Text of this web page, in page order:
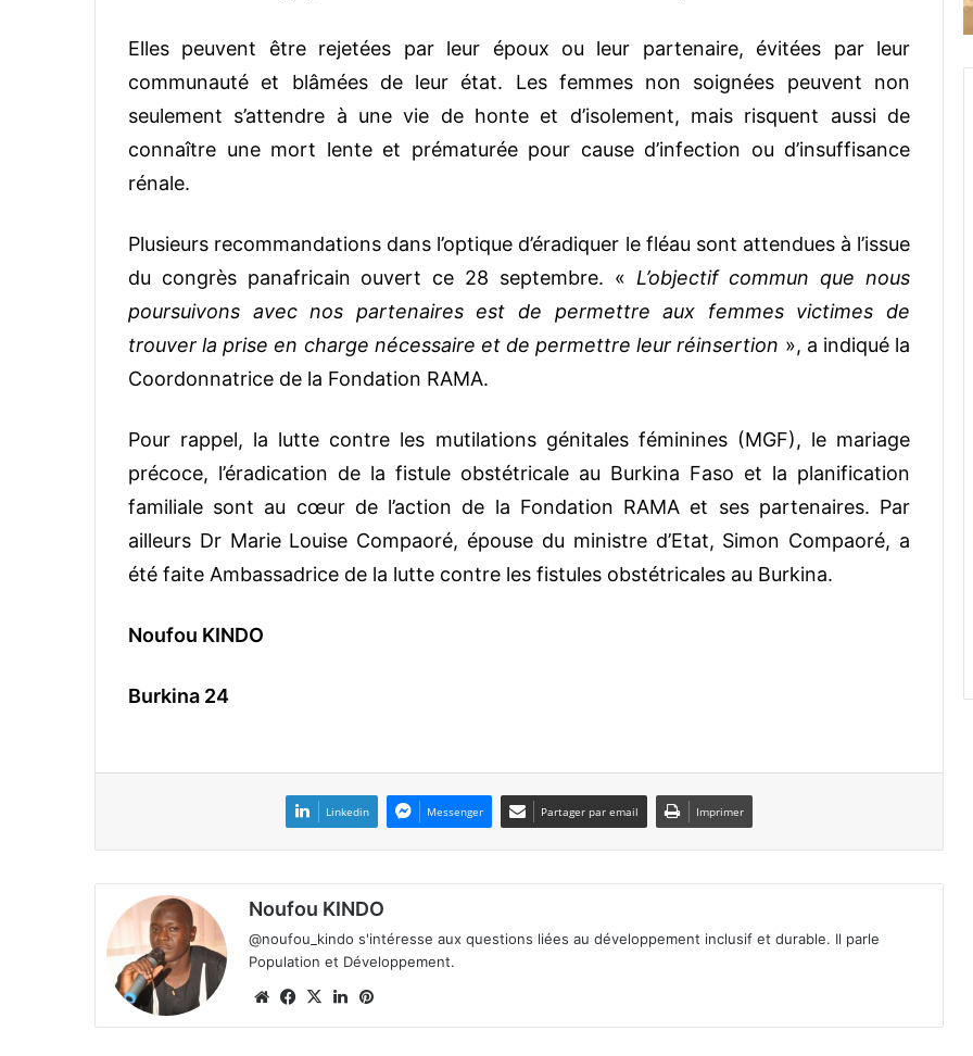
Elles peuvent être rejetées par leur époux ou leur partenaire, évitées par leur
communauté et blâmées de leur état. Les femmes non soignées peuvent non
seulement s’attendre à une vie de honte et d’isolement, mais risquent aussi de
connaître une mort lente et prématurée pour cause d’infection ou d’insuffisance
rénale.
Plusieurs recommandations dans l’optique d’éradiquer le fléau sont attendues à l’issue
du congrès panafricain ouvert ce 28 septembre. « L’objectif commun que nous
poursuivons avec nos partenaires est de permettre aux femmes victimes de
trouver la prise en charge nécessaire et de permettre leur réinsertion », a indiqué la
Coordonnatrice de la Fondation RAMA.
Pour rappel, la lutte contre les mutilations génitales féminines (MGF), le mariage
précoce, l’éradication de la fistule obstétricale au Burkina Faso et la planification
familiale sont au cœur de l’action de la Fondation RAMA et ses partenaires. Par
ailleurs Dr Marie Louise Compaoré, épouse du ministre d’Etat, Simon Compaoré, a
été faite Ambassadrice de la lutte contre les fistules obstétricales au Burkina.
Noufou KINDO
Burkina 24
Linkedin Messenger Partager par email Imprimer
Noufou KINDO
@noufou_kindo s'intéresse aux questions liées au développement inclusif et durable. Il parle
Population et Développement.
We
bsi
Fa
ce
X
Lin
ke ter